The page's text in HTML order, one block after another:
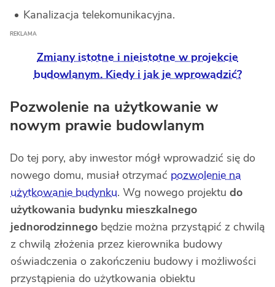
Kanalizacja telekomunikacyjna.
Zmiany istotne i nieistotne w projekcie
budowlanym. Kiedy i jak je wprowadzić?
Pozwolenie na użytkowanie w
nowym prawie budowlanym
Do tej pory, aby inwestor mógł wprowadzić się do
nowego domu, musiał otrzymać pozwolenie na
użytkowanie budynku. Wg nowego projektu do
użytkowania budynku mieszkalnego
jednorodzinnego będzie można przystąpić z chwilą
z chwilą złożenia przez kierownika budowy
oświadczenia o zakończeniu budowy i możliwości
przystąpienia do użytkowania obiektu